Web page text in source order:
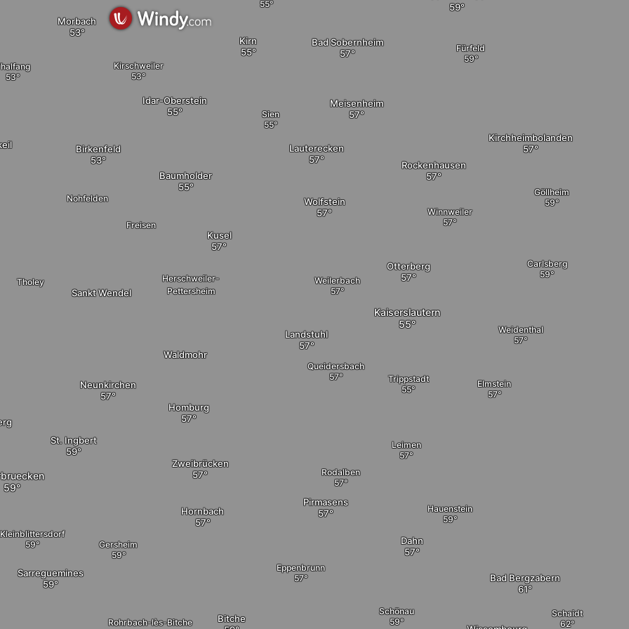
Sarreguemines
Gersheim
Rohrbach-lès-Bitche Bitche
Eppenbrunn
Dahn
Schönau
Bad Bergzabern
Schaidt
Trippstadt
Hauenstein
Elmstein
Leimen
Homburg
Hornbach
Zweibrücken
Neunkirchen
St. Ingbert
Kleinblittersdorf
Queidersbach
Pirmasens
Rodalben
Otterberg
Winnweiler
Kaiserslautern
Carlsberg
Göllheim
Weidenthal
Bad Sobernheim
Kirn
Meisenheim
Sien
Lauterecken
Rockenhausen
Kirchheimbolanden
Fürfeld
Kusel
Wolfstein
Landstuhl
Weilerbach
Baumholder
Birkenfeld
Morbach
Idar-Oberstein
Kirschweiler
Waldmohr
Sankt Wendel
Freisen
Nohfelden
Herschweiler-
Pettersheim
Tholey